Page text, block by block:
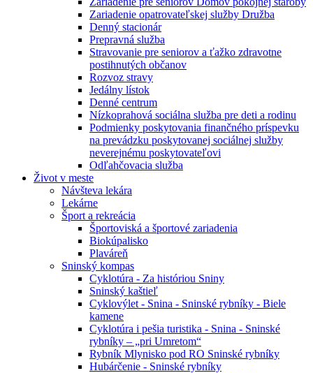
Zariadenie opatrovateľskej služby Družba
Denný stacionár
Prepravná služba
Stravovanie pre seniorov a ťažko zdravotne
postihnutých občanov
Rozvoz stravy
Jedálny lístok
Denné centrum
Nízkoprahová sociálna služba pre deti a rodinu
Podmienky poskytovania finančného príspevku
na prevádzku poskytovanej sociálnej služby
neverejnému poskytovateľovi
Odľahčovacia služba
Život v meste
Návšteva lekára
Lekárne
Šport a rekreácia
Športoviská a športové zariadenia
Biokúpalisko
Plaváreň
Sninský kompas
Cyklotúra - Za históriou Sniny
Sninský kaštieľ
Cyklovýlet - Snina - Sninské rybníky - Biele
kamene
Cyklotúra i pešia turistika - Snina - Sninské
rybníky – „pri Umretom“
Rybník Mlynisko pod RO Sninské rybníky
Hubárčenie - Sninské rybníky